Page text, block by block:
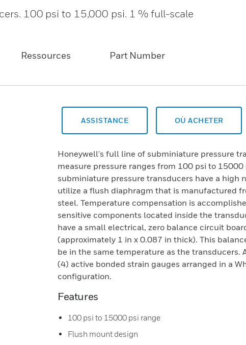
100 psi to 15,000 psi. 1 % full-scale
Ressources Part Number
ASSISTANCE OÙ ACHETER
Honeywell's full line of subminiature pressure
measure pressure ranges from 100 psi to 15000
subminiature pressure transducers have a high
utilize a flush diaphragm that is manufactured
steel. Temperature compensation is
sensitive components located inside the
have a small electrical, zero balance circuit
(approximately 1 in x 0.087 in thick). This
be in the same temperature as the transducers.
(4) active bonded strain gauges arranged in a
configuration.
Features
100 psi to 15000 psi range
Flush mount design